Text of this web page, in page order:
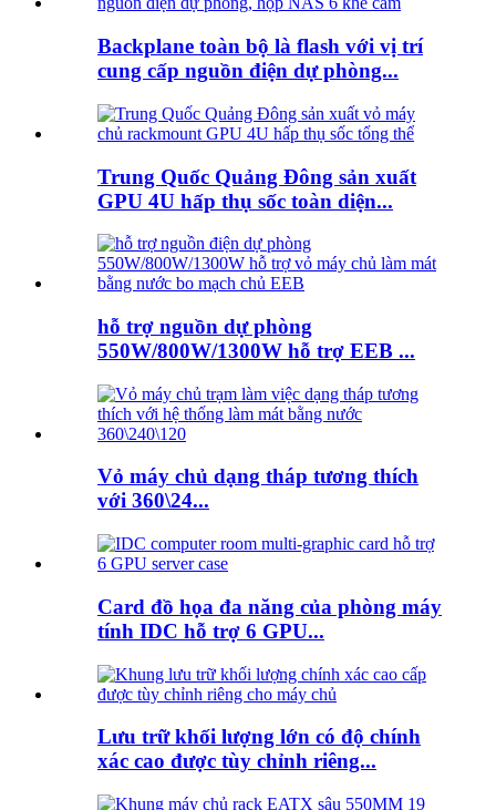
Backplane toàn bộ là flash với vị trí
cung cấp nguồn điện dự phòng...
Trung Quốc Quảng Đông sản xuất
GPU 4U hấp thụ sốc toàn diện...
hỗ trợ nguồn dự phòng
550W/800W/1300W hỗ trợ EEB ...
Vỏ máy chủ dạng tháp tương thích
với 360\24...
Card đồ họa đa năng của phòng máy
tính IDC hỗ trợ 6 GPU...
Lưu trữ khối lượng lớn có độ chính
xác cao được tùy chỉnh riêng...